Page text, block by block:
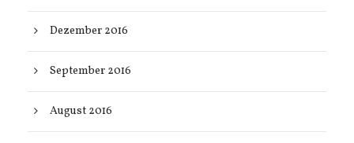
Dezember 2016
September 2016
August 2016